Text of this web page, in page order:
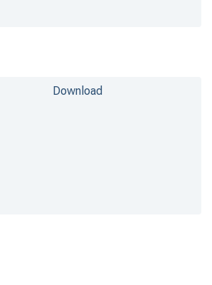
Download